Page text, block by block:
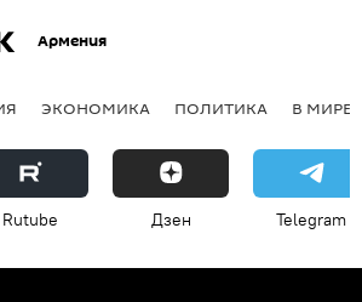
Армения
ЭКОНОМИКА ПОЛИТИКА В МИРЕ
Rutube Дзен Telegram